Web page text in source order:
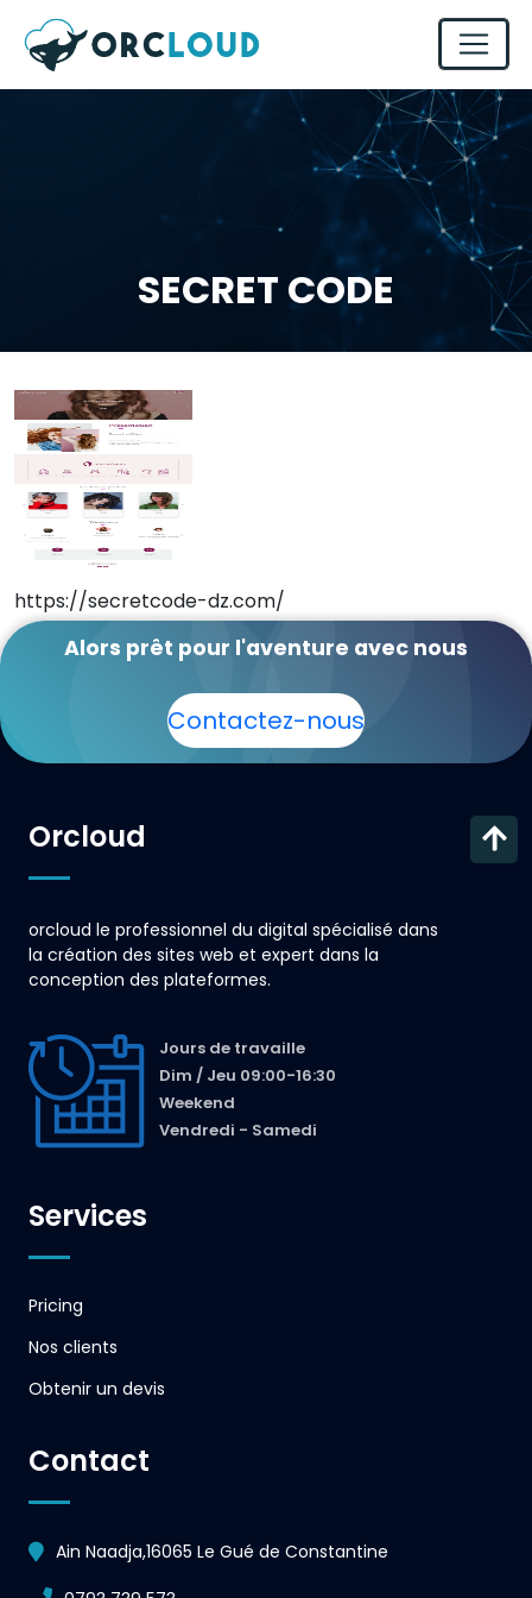
SECRET CODE
https://secretcode-dz.com/
Secret code
Alors prêt pour l'aventure avec nous
Contactez-nous
Orcloud
orcloud le professionnel du digital spécialisé dans
la création des sites web et expert dans la
conception des plateformes.
Jours de travaille
Dim / Jeu 09:00-16:30
Weekend
Vendredi - Samedi
Services
Pricing
Nos clients
Obtenir un devis
Contact
Ain Naadja,16065 Le Gué de Constantine